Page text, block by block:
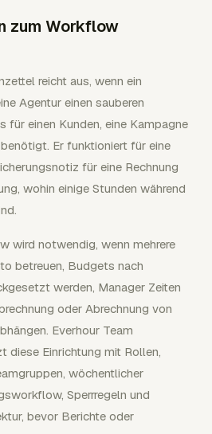
zum Workflow
reicht aus, wenn ein
Agentur einen sauberen
für einen Kunden, eine Kampagne
Er funktioniert für eine
für eine Rechnung
wohin einige Stunden während
wird notwendig, wenn mehrere
betreuen, Budgets nach
werden, Manager Zeiten
oder Abrechnung von
Everhour Team
diese Einrichtung mit Rollen,
wöchentlicher
Sperrregeln und
bevor Berichte oder